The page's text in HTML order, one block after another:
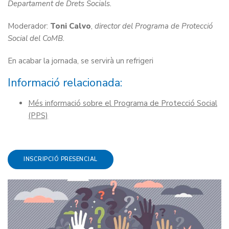
Departament de Drets Socials.
Moderador: Toni Calvo, director del Programa de Protecció
Social del CoMB.
En acabar la jornada, se servirà un refrigeri
Informació relacionada:
Més informació sobre el Programa de Protecció Social
(PPS)
INSCRIPCIÓ PRESENCIAL